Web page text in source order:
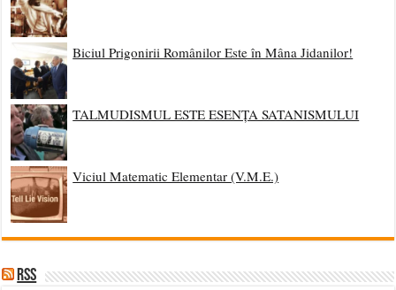
Biciul Prigonirii Românilor Este în Mâna Jidanilor!
TALMUDISMUL ESTE ESENȚA SATANISMULUI
Viciul Matematic Elementar (V.M.E.)
RSS